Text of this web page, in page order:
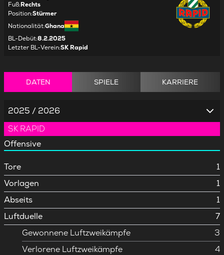
Fuß:Rechts
Position:Stürmer
Nationalität:Ghana
BL-Debüt:8.2.2025
Letzter BL-Verein:SK Rapid
DATEN SPIELE KARRIERE
2025 / 2026
SK RAPID
Offensive
Tore
1
Vorlagen
1
Abseits
1
Luftduelle
7
Gewonnene Luftzweikämpfe
3
Verlorene Luftzweikämpfe
4